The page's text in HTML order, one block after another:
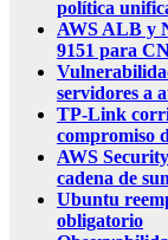
política
AWS ALB y
9151 para
servidores a
TP-Link
compromiso
AWS
cadena de
Ubuntu
obligatorio